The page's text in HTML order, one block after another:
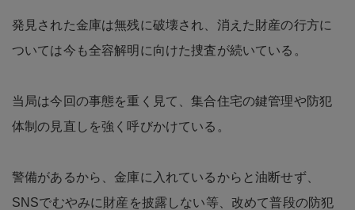
発見された金庫は無残に破壊され、消えた財産の行方に
ついては今も全容解明に向けた捜査が続いている。
当局は今回の事態を重く見て、集合住宅の鍵管理や防犯
体制の見直しを強く呼びかけている。
警備があるから、金庫に入れているからと油断せず、
SNSでむやみに財産を披露しない等、改めて普段の防犯